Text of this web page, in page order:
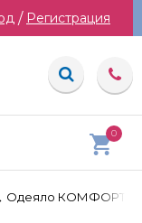
/ Регистрация
0
Одеяло КОМФОРТ